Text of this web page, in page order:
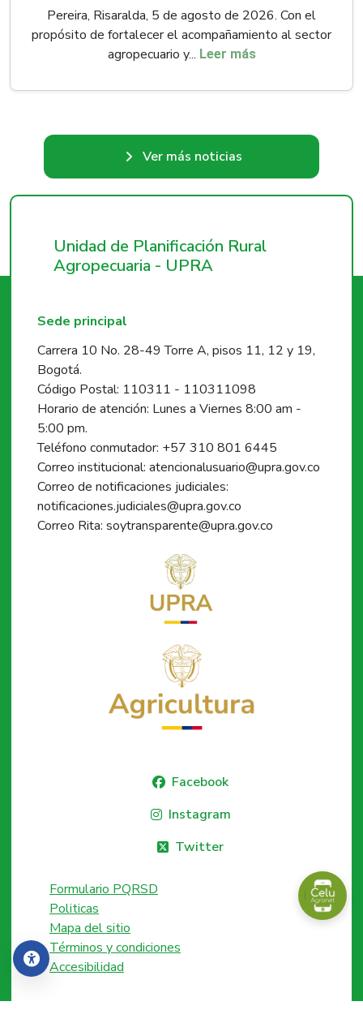
Accesibilidad
Pereira, Risaralda, 5 de agosto de 2026. Con el
propósito de fortalecer el acompañamiento al sector
agropecuario y... Leer más
Ver más noticias
Unidad de Planificación Rural
Agropecuaria - UPRA
Sede principal
Carrera 10 No. 28-49 Torre A, pisos 11, 12 y 19,
Bogotá.
Código Postal: 110311 - 110311098
Horario de atención: Lunes a Viernes 8:00 am -
5:00 pm.
Teléfono conmutador: +57 310 801 6445
Correo institucional: atencionalusuario@upra.gov.co
Correo de notificaciones judiciales:
notificaciones.judiciales@upra.gov.co
Correo Rita: soytransparente@upra.gov.co
Facebook
Instagram
Twitter
Formulario PQRSD
Politicas
Mapa del sitio
Términos y condiciones
Accesibilidad